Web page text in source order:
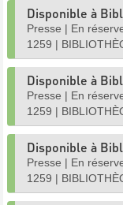
Disponible à
Presse | En
1259 |
Disponible à
Presse | En
1259 |
Disponible à
Presse | En
1259 |